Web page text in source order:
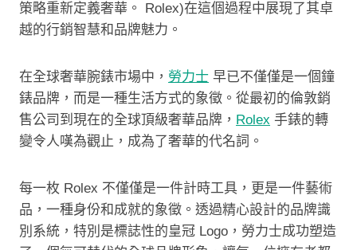
策略重新定義奢華。 Rolex)在這個過程中展現了其卓
越的行銷智慧和品牌魅力。
在全球奢華腕錶市場中， 勞力士 早已不僅僅是一個鐘
錶品牌，而是一種生活方式的象徵。從最初的倫敦銷
售公司到現在的全球頂級奢華品牌， Rolex 手錶的轉
變令人嘆為觀止，成為了奢華的代名詞。
每一枚 Rolex 不僅僅是一件計時工具，更是一件藝術
品，一種身份和成就的象徵。透過精心設計的品牌識
別系統，特別是標誌性的皇冠 Logo，勞力士成功塑造